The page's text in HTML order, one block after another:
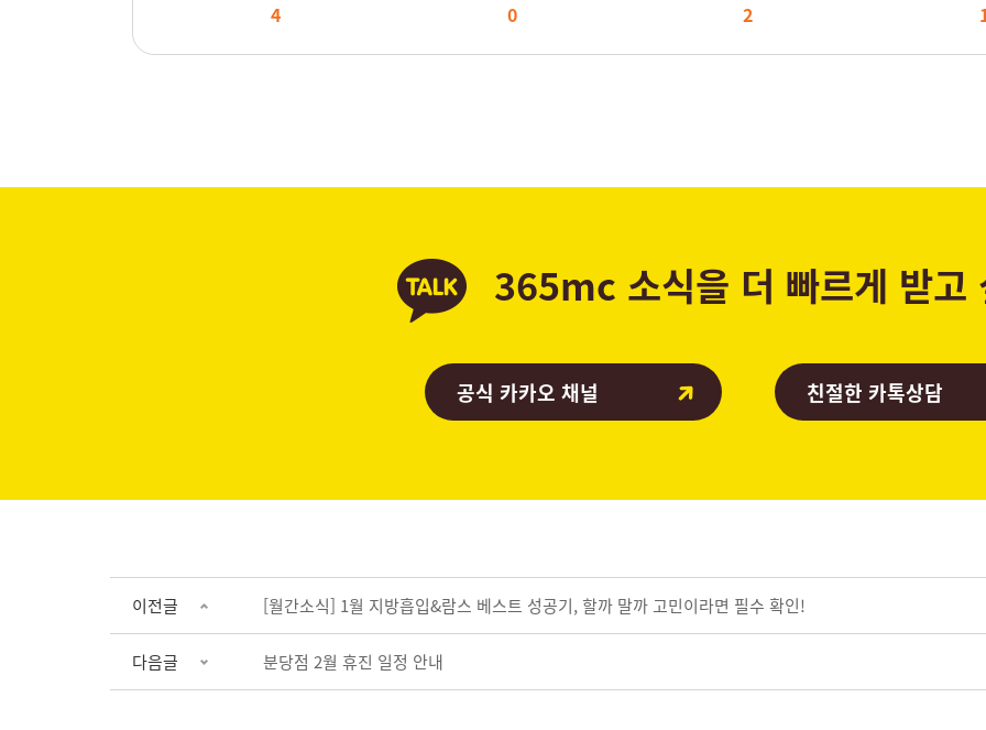
4
0
2
365mc 소식을 더 빠르게 받고
공식 카카오 채널 친절한 카톡상담
이전글 [월간소식] 1월 지방흡입&람스 베스트 성공기, 할까 말까 고민이라면 필수 확인!
다음글 분당점 2월 휴진 일정 안내